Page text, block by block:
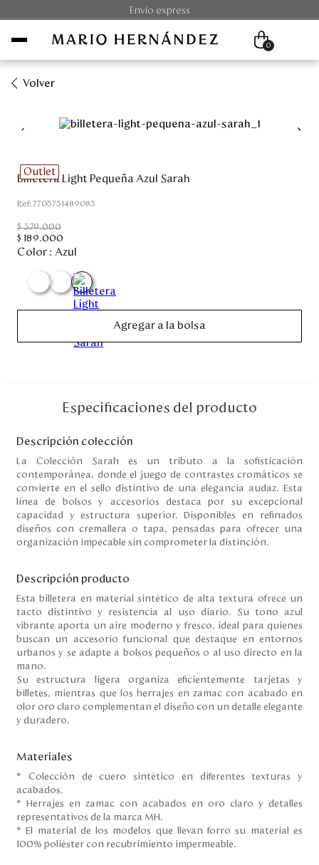
Envío express
Unisex
Viaje
Colecciones
Outlet
Servicio al cliente
Nuestras Tiendas
Colombia
Panamá
USA
Venezuela
0
Volver
Outlet
Billetera Light Pequeña Azul Sarah
:7705751489083
$ 379.000
$ 189.000
Color : Azul
Agregar a la bolsa
Especificaciones del producto
Descripción colección
La Colección Sarah es un tributo a la sofisticación
contemporánea, donde el juego de contrastes cromáticos se
convierte en el sello distintivo de una elegancia audaz. Esta
línea de bolsos y accesorios destaca por su excepcional
capacidad y estructura superior. Disponibles en refinados
diseños con cremallera o tapa, pensadas para ofrecer una
organización impecable sin comprometer la distinción.
Descripción producto
Esta billetera en material sintético de alta textura ofrece un
tacto distintivo y resistencia al uso diario. Su tono azul
vibrante aporta un aire moderno y fresco, ideal para quienes
buscan un accesorio funcional que destaque en entornos
urbanos y se adapte a bolsos pequeños o al uso directo en la
mano.
Su estructura ligera organiza eficientemente tarjetas y
billetes, mientras que los herrajes en zamac con acabado en
olor oro claro complementan el diseño con un detalle elegante
y duradero.
Materiales
* Colección de cuero sintético en diferentes texturas y
acabados.
* Herrajes en zamac con acabados en oro claro y detalles
representativos de la marca MH.
* El material de los modelos que llevan forro su material es
100% poliéster con recubrimiento impermeable.